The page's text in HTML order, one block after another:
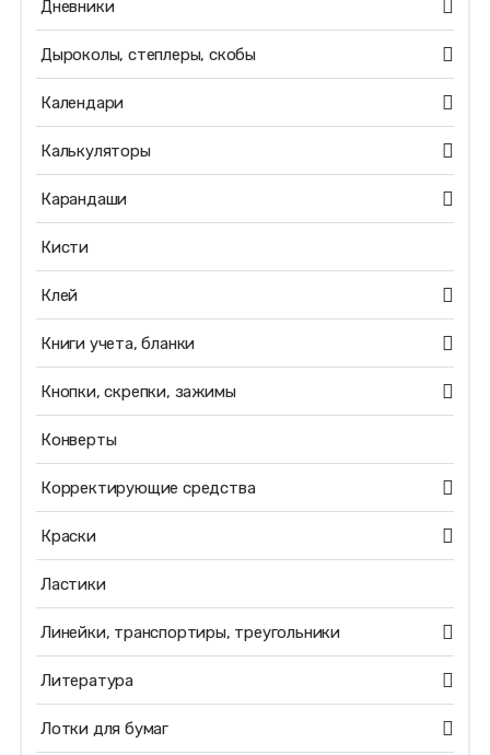
Дневники
Дыроколы, степлеры, скобы
Календари
Калькуляторы
Карандаши
Кисти
Клей
Книги учета, бланки
Кнопки, скрепки, зажимы
Конверты
Корректирующие средства
Краски
Ластики
Линейки, транспортиры, треугольники
Литература
Лотки для бумаг